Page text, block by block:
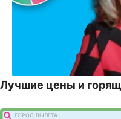
Лучшие цены и
ГОРОД ВЫЛEТА